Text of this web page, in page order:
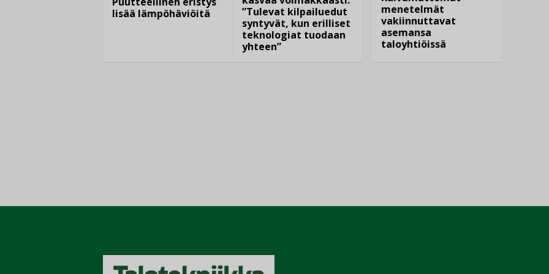
lisää lämpöhäviöitä
”Tulevat kilpailuedut
syntyvät, kun erilliset
teknologiat tuodaan
yhteen”
menetelmät
vakiinnuttavat
asemansa
taloyhtiöissä